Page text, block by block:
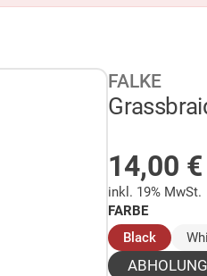
FALKE
14,00 €
inkl. 19% MwSt.
FARBE
Black
ABHOLUNG